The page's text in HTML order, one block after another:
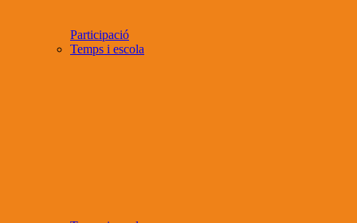
Participació
Temps i escola